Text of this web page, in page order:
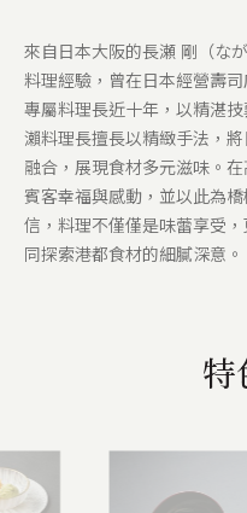
來自日本大阪的長瀬 剛（な
料理經驗，曾在日本經營壽
專屬料理長近十年，以精湛
瀨料理長擅長以精緻手法，
融合，展現食材多元滋味。
賓客幸福與感動，並以此為
信，料理不僅僅是味蕾享受
同探索港都食材的細膩深意。
特